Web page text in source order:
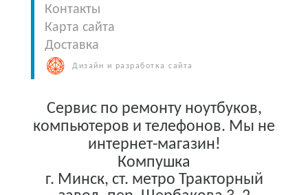
Контакты
Карта сайта
Доставка
Дизайн и разработка сайта
Сервис по ремонту ноутбуков,
компьютеров и телефонов. Мы не
интернет-магазин!
Компушка
г. Минск, ст. метро Тракторный